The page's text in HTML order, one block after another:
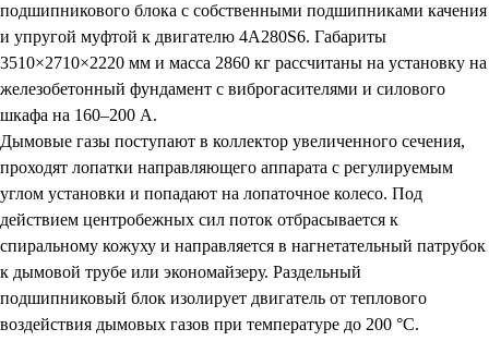
подшипникового блока с собственными подшипниками качения
и упругой муфтой к двигателю 4А280S6. Габариты
3510×2710×2220 мм и масса 2860 кг рассчитаны на установку на
железобетонный фундамент с виброгасителями и силового
шкафа на 160–200 А.
Дымовые газы поступают в коллектор увеличенного сечения,
проходят лопатки направляющего аппарата с регулируемым
углом установки и попадают на лопаточное колесо. Под
действием центробежных сил поток отбрасывается к
спиральному кожуху и направляется в нагнетательный патрубок
к дымовой трубе или экономайзеру. Раздельный
подшипниковый блок изолирует двигатель от теплового
воздействия дымовых газов при температуре до 200 °С.